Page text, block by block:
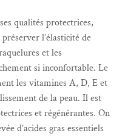
qualités protectrices,
l’élasticité de
et les
si inconfortable. Le
les vitamines A, D, E et
de la peau. Il est
et régénérantes. On
d’acides gras essentiels